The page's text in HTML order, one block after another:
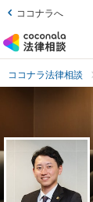
ココナラへ
ココナラ法律相談